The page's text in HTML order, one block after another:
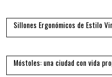
Sillones Ergonómicos de Estilo
Móstoles: una ciudad con vida